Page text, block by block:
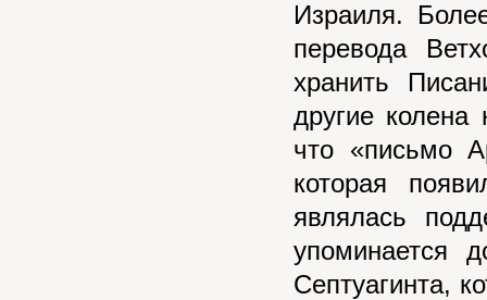
Израиля.
перевода
хранить
другие
что «письмо
которая
являлась
упоминается
Септуагинта,